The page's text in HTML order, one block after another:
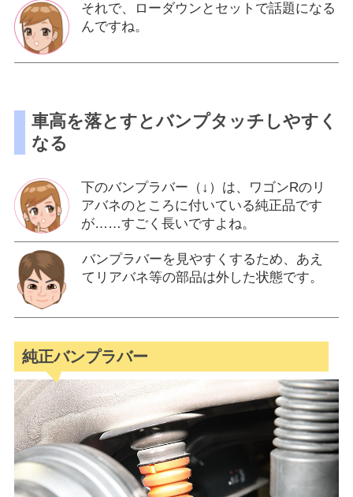
それで、ローダウンとセットで話題になる
んですね。
車高を落とすとバンプタッチしやすく
なる
下のバンプラバー（↓）は、ワゴンRのリ
アバネのところに付いている純正品です
が……すごく長いですよね。
バンプラバーを見やすくするため、あえ
てリアバネ等の部品は外した状態です。
純正バンプラバー